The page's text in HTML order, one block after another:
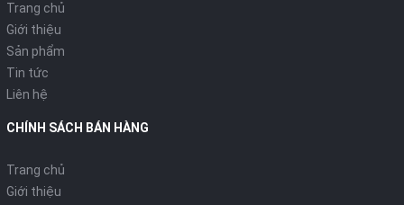
Trang chủ
Giới thiệu
Sản phẩm
Tin tức
Liên hệ
CHÍNH SÁCH BÁN HÀNG
Trang chủ
Giới thiệu